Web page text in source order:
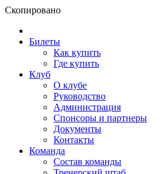
Скопировано
Билеты
Как купить
Где купить
Клуб
О клубе
Руководство
Администрация
Спонсоры и партнеры
Документы
Контакты
Команда
Состав команды